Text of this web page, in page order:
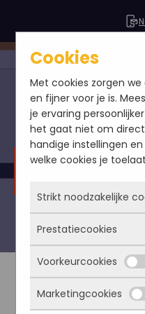
Cookies
Met cookies zorgen
en fijner voor je is.
je ervaring
het gaat niet om
handige instellingen
welke cookies je
Strikt noodzakelijke
Deze cookies
überhaupt werkt.
kunnen niet worden
ze alleen geplaatst
inloggen, een
Prestatiecookies
Met deze cookies
bezocht wordt,
komen en welke
Voorkeurcookies
Deze cookies
Marketingcookies